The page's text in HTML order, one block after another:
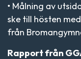
• Målning av
ske till hösten
från
Rapport från